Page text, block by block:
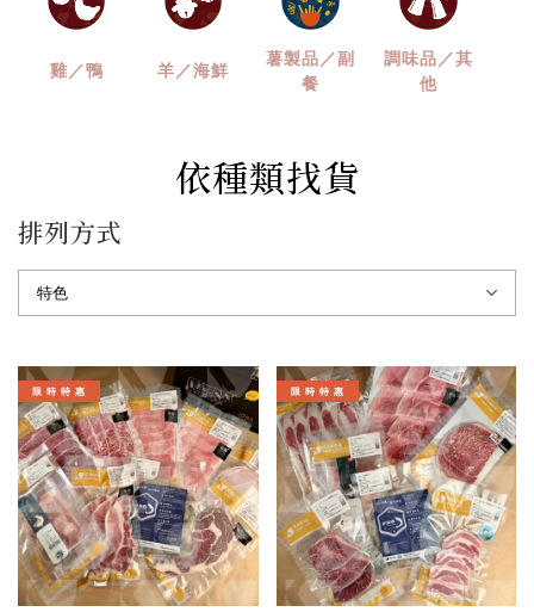
雞／鴨 羊／海鮮
薯製品／副
餐
調味品／其
他
依種類找貨
排列方式
限 時 特 惠 限 時 特 惠